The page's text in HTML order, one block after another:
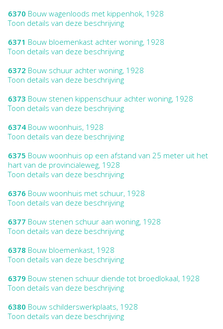
6370 Bouw wagenloods met kippenhok, 1928
Toon details van deze beschrijving
6371 Bouw bloemenkast achter woning, 1928
Toon details van deze beschrijving
6372 Bouw schuur achter woning, 1928
Toon details van deze beschrijving
6373 Bouw stenen kippenschuur achter woning, 1928
Toon details van deze beschrijving
6374 Bouw woonhuis, 1928
Toon details van deze beschrijving
6375 Bouw woonhuis op een afstand van 25 meter uit het
hart van de provincialeweg, 1928
Toon details van deze beschrijving
6376 Bouw woonhuis met schuur, 1928
Toon details van deze beschrijving
6377 Bouw stenen schuur aan woning, 1928
Toon details van deze beschrijving
6378 Bouw bloemenkast, 1928
Toon details van deze beschrijving
6379 Bouw stenen schuur diende tot broedlokaal, 1928
Toon details van deze beschrijving
6380 Bouw schilderswerkplaats, 1928
Toon details van deze beschrijving